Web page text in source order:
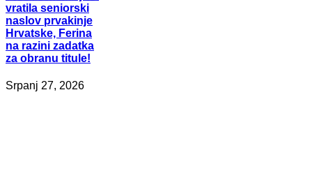
vratila seniorski
naslov prvakinje
Hrvatske, Ferina
na razini zadatka
za obranu titule!
Srpanj 27, 2026